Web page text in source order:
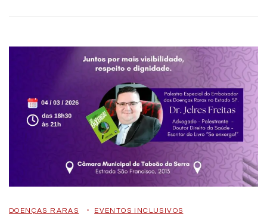
DOENÇAS RARAS EVENTOS INCLUSIVOS